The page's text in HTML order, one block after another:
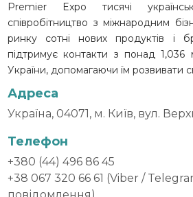
Premier Expo тисячі
співробітництво з міжнародним
ринку сотні нових продуктів і
підтримує контакти з понад 1,036
України, допомагаючи їм розвивати
Адреса
Україна, 04071, м. Київ, вул.
Телефон
+380 (44) 496 86 45
+38 067 320 66 61 (Viber /